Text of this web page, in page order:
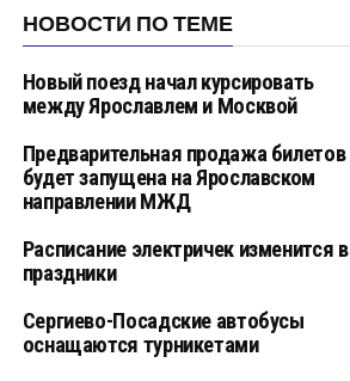
НОВОСТИ ПО ТЕМЕ
Новый поезд начал курсировать
между Ярославлем и Москвой
Предварительная продажа билетов
будет запущена на Ярославском
направлении МЖД
Расписание электричек изменится в
праздники
Сергиево-Посадские автобусы
оснащаются турникетами